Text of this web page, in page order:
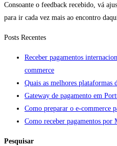
Consoante o feedback recebido, vá
para ir cada vez mais ao encontro
Posts Recentes
Receber pagamentos
commerce
Quais as melhores plataformas
Gateway de pagamento em
Como preparar o e-commerce
Como receber pagamentos
Pesquisar